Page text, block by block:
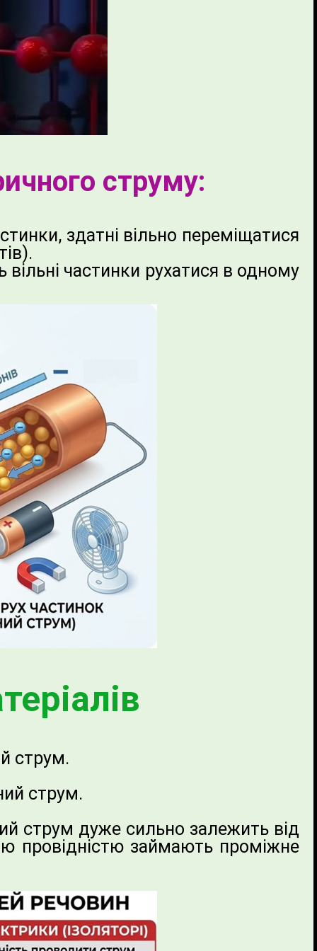
струму:
здатні вільно переміщатися
частинки рухатися в одному
струм.
струм.
струм дуже сильно залежить від
провідністю займають проміжне